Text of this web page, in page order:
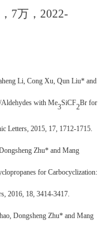
7万，2022-
Li, Cong Xu, Qun Liu* and
Aldehydes with Me
3
SiCF
2
Br for
Letters, 2015, 17, 1712-1715.
Zhu* and Mang
for Carbocyclization:
, 2016, 18, 3414-3417.
Dongsheng Zhu* and Mang